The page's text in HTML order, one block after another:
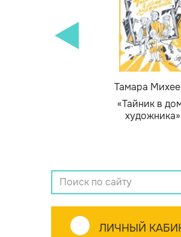
Тамара
«Тайник в
художника»
ЛИЧНЫЙ